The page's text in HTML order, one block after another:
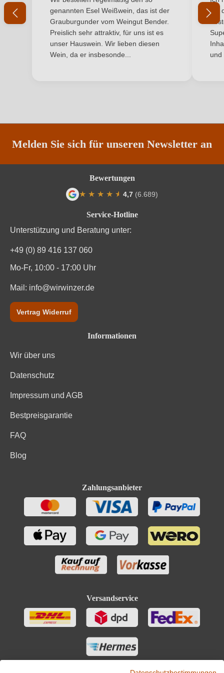
Land Italien
Antipasti, Dessert, Meeresfrüchte
DOCG
Ihr Passwort
Ich habe mein Passwort vergessen
genannten Esel Weißwein, das ist der
Grauburgunder vom Weingut Bender.
Preislich sehr attraktiv, für uns ist es
unser Hauswein. Wir lieben diesen
Wein, da er insbesonde...
mit
und
Melden Sie sich für unseren Newsletter an
Service-Hotline
Unterstützung und Beratung unter:
+49 (0) 89 416 137 060
Mo-Fr, 10:00 - 17:00 Uhr
Mail: info@wirwinzer.de
Vertrag Widerruf
Informationen
Wir über uns
Datenschutz
Impressum und AGB
Bestpreisgarantie
FAQ
Blog
Zahlungsanbieter
Versandservice
Bewertungen
★ ★ ★ ★ ★
★ 4,7 (6.689)